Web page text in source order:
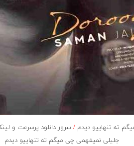
ته تنهاییو دیدم /سرور دانلود پرسرعت و
جلیلی نمیفهمی چی میگم ته تنهاییو دیدم